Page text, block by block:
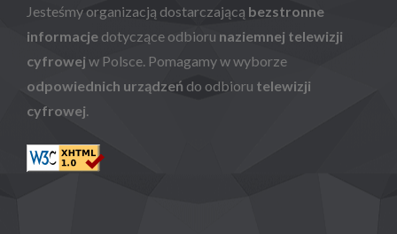
Jesteśmy organizacją dostarczającą bezstronne
informacje dotyczące odbioru naziemnej telewizji
cyfrowej w Polsce. Pomagamy w wyborze
odpowiednich urządzeń do odbioru telewizji
cyfrowej